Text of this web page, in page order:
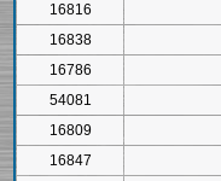
16816
16838
16786
54081
16809
16847